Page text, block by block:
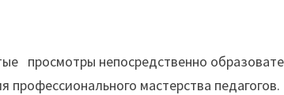
просмотры непосредственно
мастерства педагогов.